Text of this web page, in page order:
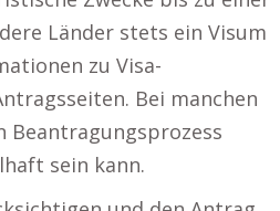
Länder stets ein Visum
zu Visa-
Bei manchen
Beantragungsprozess
sein kann.